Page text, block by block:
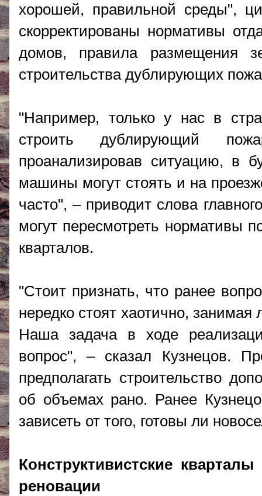
хорошей, правильной среды",
скорректированы нормативы
домов, правила размещения
строительства дублирующих
"Например, только у нас в
строить дублирующий
проанализировав ситуацию, в
машины могут стоять и на
часто", – приводит слова
могут пересмотреть нормативы
кварталов.
"Стоит признать, что ранее
нередко стоят хаотично,
Наша задача в ходе
вопрос", – сказал Кузнецов.
предполагать строительство
об объемах рано. Ранее
зависеть от того, готовы ли
Конструктивистские
реновации